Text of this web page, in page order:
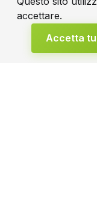
accettare.
Accetta